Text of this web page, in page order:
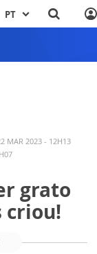
PT
MAR 2023 - 12H13
grato
criou!